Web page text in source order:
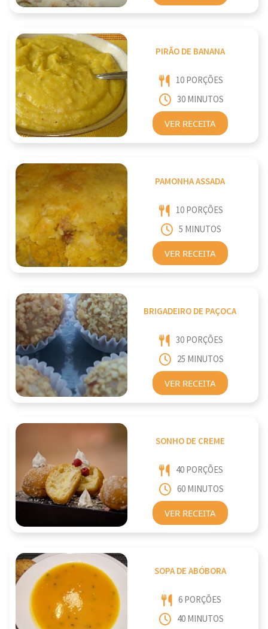
PIRÃO DE BANANA
10 PORÇÕES
30 MINUTOS
VER RECEITA
PAMONHA ASSADA
10 PORÇÕES
5 MINUTOS
VER RECEITA
BRIGADEIRO DE PAÇOCA
30 PORÇÕES
25 MINUTOS
VER RECEITA
SONHO DE CREME
40 PORÇÕES
60 MINUTOS
VER RECEITA
SOPA DE ABÓBORA
6 PORÇÕES
40 MINUTOS